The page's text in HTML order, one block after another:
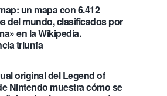
un mapa con 6.412
del mundo, clasificados por
en la Wikipedia.
triunfa
original del Legend of
Nintendo muestra cómo se